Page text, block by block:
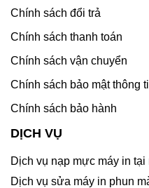
Chính sách đổi trả
Chính sách thanh toán
Chính sách vận chuyển
Chính sách bảo mật thông
Chính sách bảo hành
DỊCH VỤ
Dịch vụ nạp mực máy in tại
Dịch vụ sửa máy in phun